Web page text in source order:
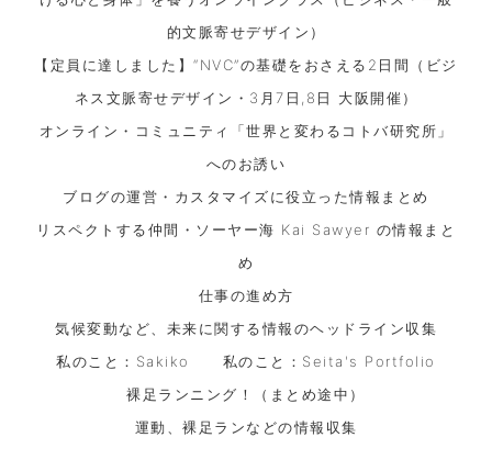
的文脈寄せデザイン）
【定員に達しました】“NVC”の基礎をおさえる2日間（ビジ
ネス文脈寄せデザイン・3月7日,8日 大阪開催）
オンライン・コミュニティ「世界と変わるコトバ研究所」
へのお誘い
ブログの運営・カスタマイズに役立った情報まとめ
リスペクトする仲間・ソーヤー海 Kai Sawyer の情報まと
め
仕事の進め方
気候変動など、未来に関する情報のヘッドライン収集
私のこと：Sakiko
私のこと：Seita's Portfolio
裸足ランニング！（まとめ途中）
運動、裸足ランなどの情報収集